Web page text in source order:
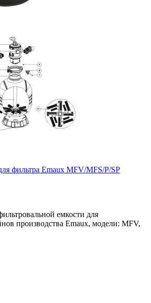
фильтра Emaux MFV/MFS/P/SP
емкости для
производства Emaux, модели: MFV,